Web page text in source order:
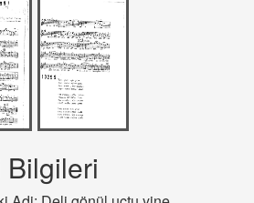
Bilgileri